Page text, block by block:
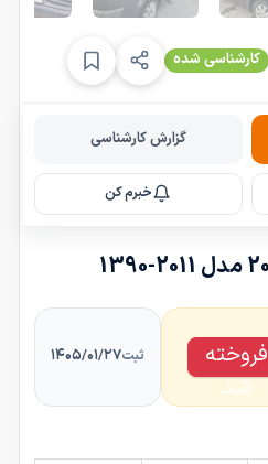
کارشناسی شده
گزارش کارشناسی
خبرم کن
فروخته
شد
ثبت۱۴۰۵/۰۱/۲۷